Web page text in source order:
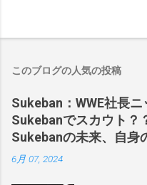
このブログの人気の投稿
Sukeban：WWE社長
Sukebanでスカウト？
Sukebanの未来、自身
6月 07, 2024